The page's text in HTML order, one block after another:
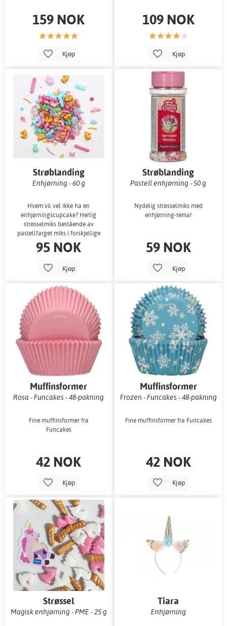
159 NOK
Kjøp
109 NOK
Kjøp
Strøblanding
Enhjørning - 60 g
Hvem vil vel ikke ha en
enhjørningscupcake? Herlig
strøsselmiks bestående av
pastellfarget miks i forskjellige
former og naturli
95 NOK
Kjøp
Strøblanding
Pastell enhjørning - 50 g
Nydelig strøsselmiks med
enhjørning-tema!
59 NOK
Kjøp
Muffinsformer
Rosa - Funcakes - 48-pakning
Fine muffinsformer fra
Funcakes
42 NOK
Kjøp
Muffinsformer
Frozen - Funcakes - 48-pakning
Fine muffinsformer fra Funcakes
42 NOK
Kjøp
Strøssel
Magisk enhjørning - PME - 25 g
Tiara
Enhjørning